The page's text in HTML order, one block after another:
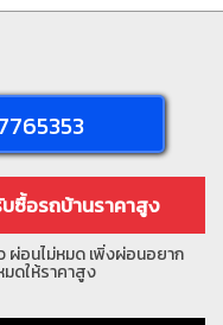
ซื้อรถบ้านราคาสูง
ผ่อนไม่หมด เพิ่งผ่อนอยาก
ดให้ราคาสูง